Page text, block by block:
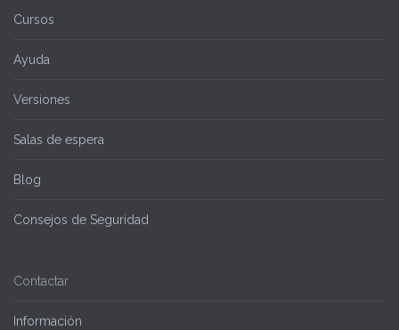
Cursos
Ayuda
Versiones
Salas de espera
Blog
Consejos de Seguridad
Contactar
Información